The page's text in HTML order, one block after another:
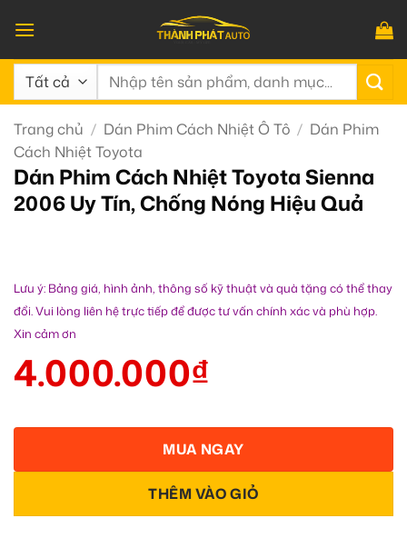
qua
nội
dung
Tìm
Trang chủ / Dán Phim Cách Nhiệt Ô Tô / Dán Phim
Cách Nhiệt Toyota
Dán Phim Cách Nhiệt Toyota Sienna
2006 Uy Tín, Chống Nóng Hiệu Quả
Lưu ý: Bảng giá, hình ảnh, thông số kỹ thuật và quà tặng có thể thay
đổi. Vui lòng liên hệ trực tiếp để được tư vấn chính xác và phù hợp.
Xin cảm ơn
4.000.000₫
THÊM VÀO GIỎ
MUA NGAY